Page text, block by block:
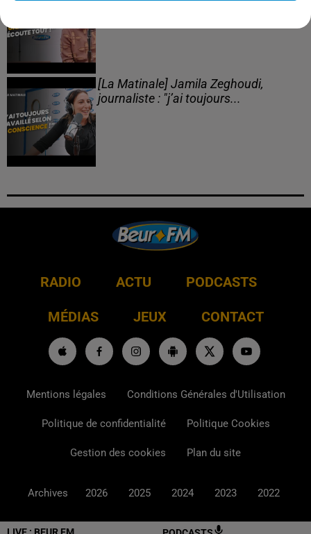
[La Matinale] Jamila Zeghoudi,
journaliste : "j’ai toujours...
RADIO ACTU PODCASTS
MÉDIAS JEUX CONTACT
Mentions légales Conditions Générales d'Utilisation
Politique de confidentialité Politique Cookies
Gestion des cookies Plan du site
Archives 2026 2025 2024 2023 2022